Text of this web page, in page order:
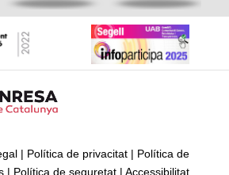
| Política de privacitat | Política de
| Política de seguretat | Accessibilitat